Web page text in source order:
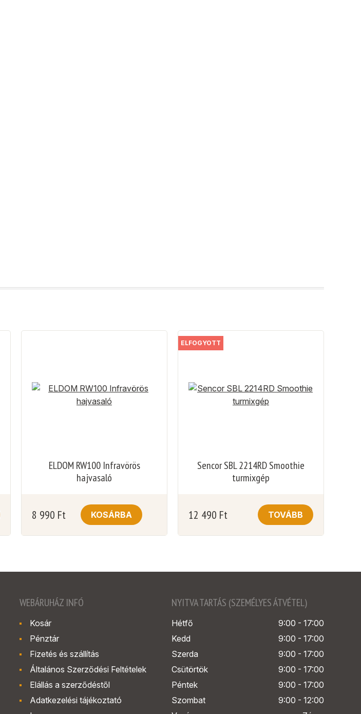
ELDOM RW100 Infravörös
hajvasaló
8 990 Ft KOSÁRBA
ELFOGYOTT
Sencor SBL 2214RD Smoothie
turmixgép
12 490 Ft TOVÁBB
WEBÁRUHÁZ INFÓ
Kosár
Pénztár
Fizetés és szállítás
Általános Szerződési Feltételek
Elállás a szerződéstől
Adatkezelési tájékoztató
NYITVA TARTÁS (SZEMÉLYES ÁTVÉTEL)
Hétfő
9:00 - 17:00
Kedd
9:00 - 17:00
Szerda
9:00 - 17:00
Csütörtök
9:00 - 17:00
Péntek
9:00 - 17:00
Szombat
9:00 - 12:00